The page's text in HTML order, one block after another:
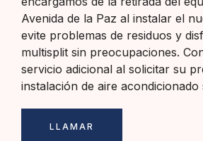
Avenida de la Paz al instalar el
evite problemas de residuos y
multisplit sin preocupaciones.
servicio adicional al solicitar su
instalación de aire acondicionado
LLAMAR